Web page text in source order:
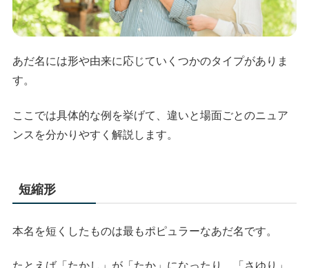
あだ名には形や由来に応じていくつかのタイプがありま
す。
ここでは具体的な例を挙げて、違いと場面ごとのニュア
ンスを分かりやすく解説します。
短縮形
本名を短くしたものは最もポピュラーなあだ名です。